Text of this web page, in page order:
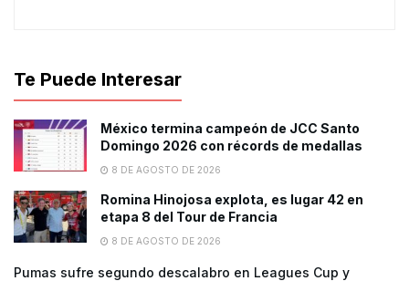
Te Puede Interesar
México termina campeón de JCC Santo
Domingo 2026 con récords de medallas
8 DE AGOSTO DE 2026
Romina Hinojosa explota, es lugar 42 en
etapa 8 del Tour de Francia
8 DE AGOSTO DE 2026
Pumas sufre segundo descalabro en Leagues Cup y